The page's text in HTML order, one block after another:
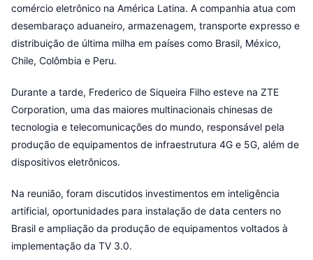
comércio eletrônico na América Latina. A companhia atua com
desembaraço aduaneiro, armazenagem, transporte expresso e
distribuição de última milha em países como Brasil, México,
Chile, Colômbia e Peru.
Durante a tarde, Frederico de Siqueira Filho esteve na ZTE
Corporation, uma das maiores multinacionais chinesas de
tecnologia e telecomunicações do mundo, responsável pela
produção de equipamentos de infraestrutura 4G e 5G, além de
dispositivos eletrônicos.
Na reunião, foram discutidos investimentos em inteligência
artificial, oportunidades para instalação de data centers no
Brasil e ampliação da produção de equipamentos voltados à
implementação da TV 3.0.